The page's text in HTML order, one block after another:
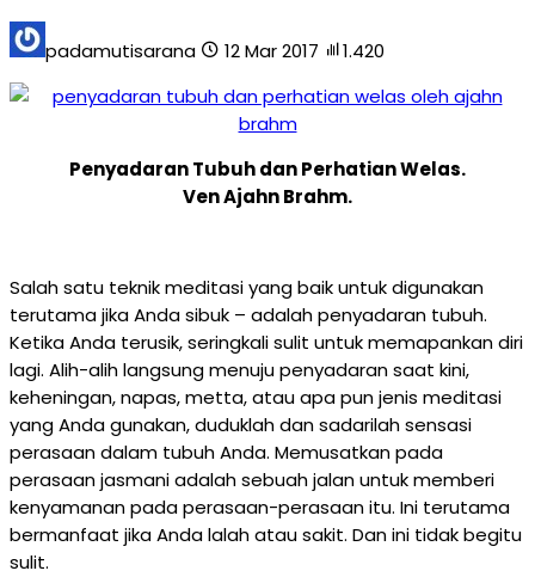
padamutisarana 12 Mar 2017 1.420
Penyadaran Tubuh dan Perhatian Welas.
Ven Ajahn Brahm.
Salah satu teknik meditasi yang baik untuk digunakan
terutama jika Anda sibuk – adalah penyadaran tubuh.
Ketika Anda terusik, seringkali sulit untuk memapankan diri
lagi. Alih-alih langsung menuju penyadaran saat kini,
keheningan, napas, metta, atau apa pun jenis meditasi
yang Anda gunakan, duduklah dan sadarilah sensasi
perasaan dalam tubuhAnda. Memusatkan pada
perasaan jasmani adalah sebuah jalan untuk memberi
kenyamanan pada perasaan-perasaan itu. Ini terutama
bermanfaat jika Anda lalah atau sakit. Dan ini tidak begitu
sulit.